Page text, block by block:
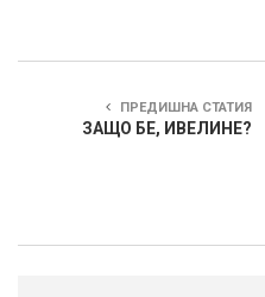
ПРЕДИШНА СТАТИЯ
ЗАЩО БЕ, ИВЕЛИНЕ?